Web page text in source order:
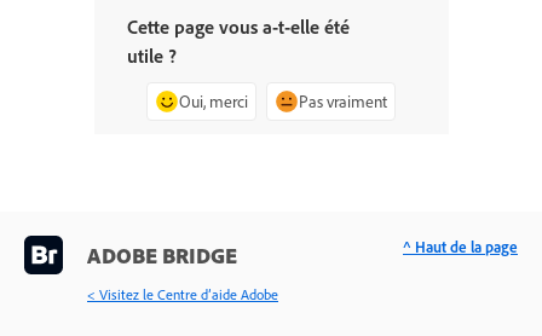
Cette page vous a-t-elle été
utile ?
Oui, merci Pas vraiment
ADOBE BRIDGE
< Visitez le Centre d’aide Adobe
^ Haut de la page